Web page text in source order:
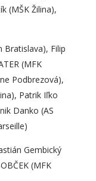
(MŠK Žilina),
Bratislava), Filip
(MFK
Podbrezová),
Patrik Iľko
Danko (AS
Gembický
(MFK